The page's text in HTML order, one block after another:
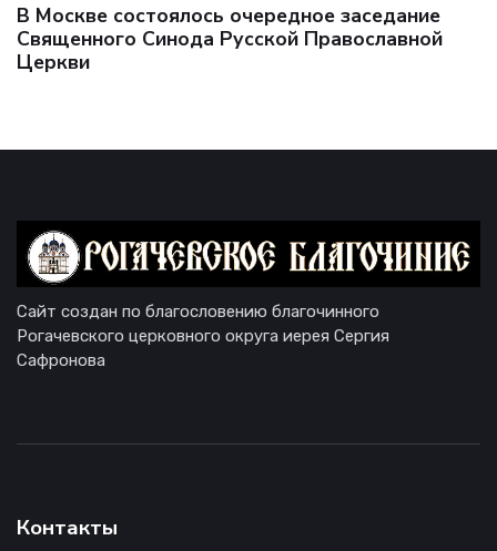
В Москве состоялось очередное заседание
Священного Синода Русской Православной
Церкви
Сайт создан по благословению благочинного
Рогачевского церковного округа иерея Сергия
Сафронова
Контакты